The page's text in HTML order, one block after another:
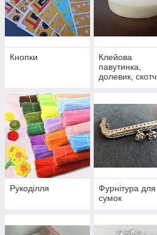
Кнопки
Клейова
павутинка,
долевик, скотч
Рукоділля
Фурнітура для
сумок